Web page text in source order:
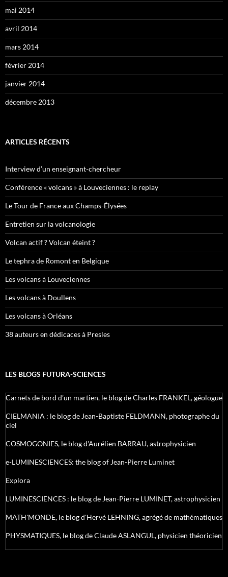
mai 2014
avril 2014
mars 2014
février 2014
janvier 2014
décembre 2013
ARTICLES RÉCENTS
Interview d’un enseignant-chercheur
Conférence « volcans » à Louveciennes : le replay
Le Tour de France aux Champs-Élysées
Entretien sur la volcanologie
Volcan actif ? Volcan éteint ?
Le tephra de Romont en Belgique
Les volcans à Louveciennes
Les volcans à Doullens
Les volcans à Orléans
38 auteurs en dédicaces à Presles
LES BLOGS FUTURA-SCIENCES
Carnets de bord d’un martien, le blog de Charles FRANKEL, géologue
CIELMANIA : le blog de Jean-Baptiste FELDMANN, photographe du
ciel
COSMOGONIES, le blog d'Aurélien BARRAU, astrophysicien
e-LUMINESCIENCES: the blog of Jean-Pierre Luminet
Explora
LUMINESCIENCES : le blog de Jean-Pierre LUMINET, astrophysicien
MATH'MONDE, le blog d'Hervé LEHNING, agrégé de mathématiques
PHYSMATIQUES, le blog de Claude ASLANGUL, physicien théoricien